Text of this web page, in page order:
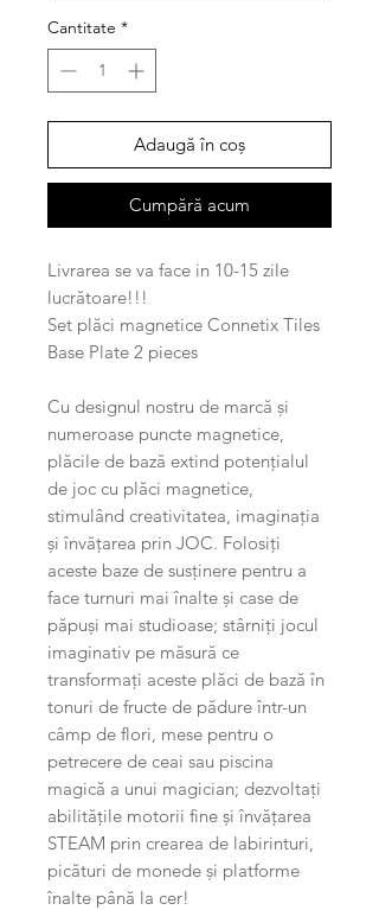
Cantitate *
Adaugă în coș
Cumpără acum
Livrarea se va face in 10-15 zile
lucrătoare!!!
Set plăci magnetice Connetix Tiles
Base Plate 2 pieces
Cu designul nostru de marcă și
numeroase puncte magnetice,
plăcile de bază extind potențialul
de joc cu plăci magnetice,
stimulând creativitatea, imaginația
și învățarea prin JOC. Folosiți
aceste baze de susținere pentru a
face turnuri mai înalte și case de
păpuși mai studioase; stârniți jocul
imaginativ pe măsură ce
transformați aceste plăci de bază în
tonuri de fructe de pădure într-un
câmp de flori, mese pentru o
petrecere de ceai sau piscina
magică a unui magician; dezvoltați
abilitățile motorii fine și învățarea
STEAM prin crearea de labirinturi,
picături de monede și platforme
înalte până la cer!